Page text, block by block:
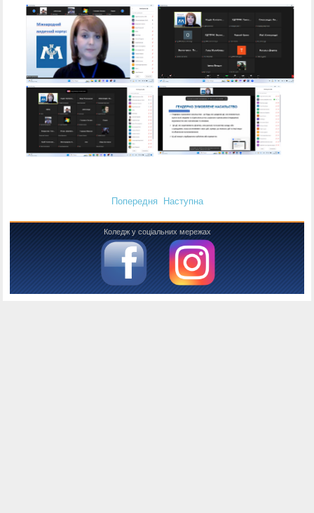
Попередня Наступна
Коледж у соціальних мережах